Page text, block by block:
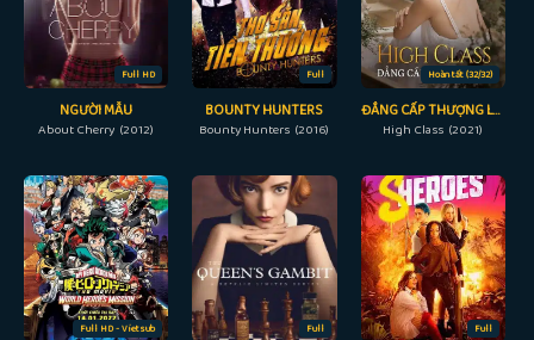
Full HD
NGƯỜI MẪU
About Cherry (2012)
Full
BOUNTY HUNTERS
Bounty Hunters (2016)
Hoàn tất (32/32)
ĐẲNG CẤP THƯỢNG LƯU
High Class (2021)
Full HD - Vietsub Full Full